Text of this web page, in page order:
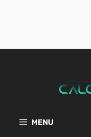
MENU